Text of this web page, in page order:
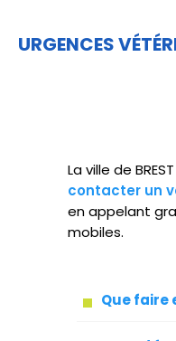
URGENCES
La ville de
contacter un
en appelant
mobiles.
Que faire